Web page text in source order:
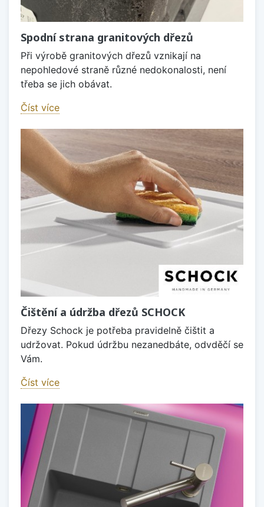
Spodní strana granitových dřezů
Při výrobě granitových dřezů vznikají na
nepohledové straně různé nedokonalosti, není
třeba se jich obávat.
Číst více
Čištění a údržba dřezů SCHOCK
Dřezy Schock je potřeba pravidelně čištit a
udržovat. Pokud údržbu nezanedbáte, odvděčí se
Vám.
Číst více